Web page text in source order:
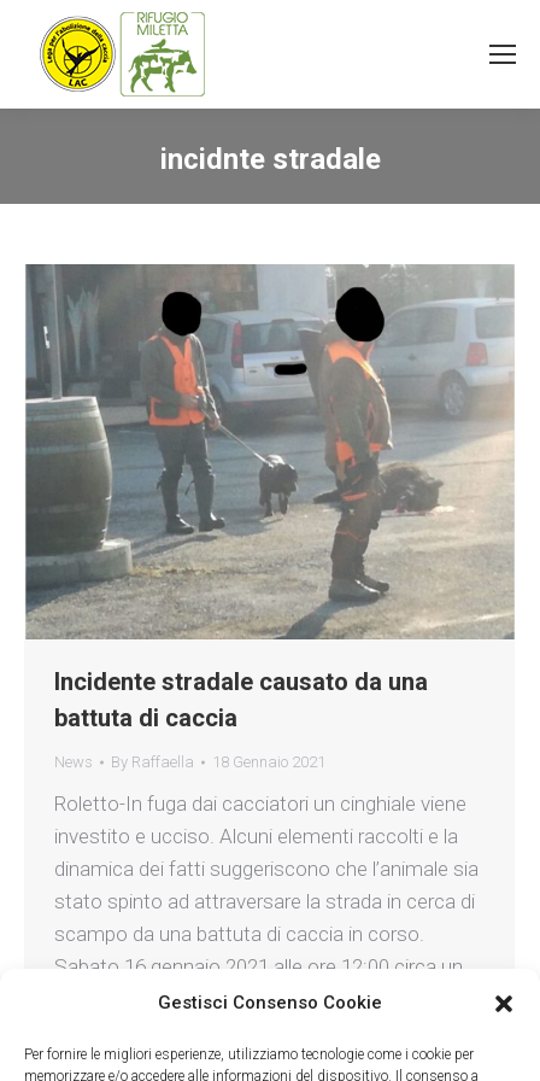
Gestisci Consenso Cookie
Per fornire le migliori esperienze, utilizziamo tecnologie come i cookie per
memorizzare e/o accedere alle informazioni del dispositivo. Il consenso a
incidnte stradale
Incidente stradale causato da una
battuta di caccia
News By Raffaella 18 Gennaio 2021
Roletto-In fuga dai cacciatori un cinghiale viene
investito e ucciso. Alcuni elementi raccolti e la
dinamica dei fatti suggeriscono che l’animale sia
stato spinto ad attraversare la strada in cerca di
scampo da una battuta di caccia in corso.
Sabato 16 gennaio 2021 alle ore 12:00 circa un
cinghiale è stato investito da un’auto in…